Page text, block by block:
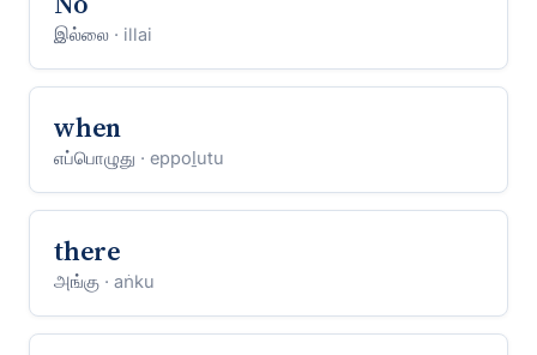
இல்லை · illai
when
எப்பொழுது · eppoḻutu
there
அங்கு · aṅku